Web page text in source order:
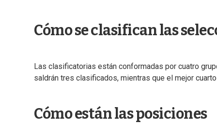
Cómo se clasifican las
Las clasificatorias están conformadas por cuatro
saldrán tres clasificados, mientras que el mejor
Cómo están las posiciones